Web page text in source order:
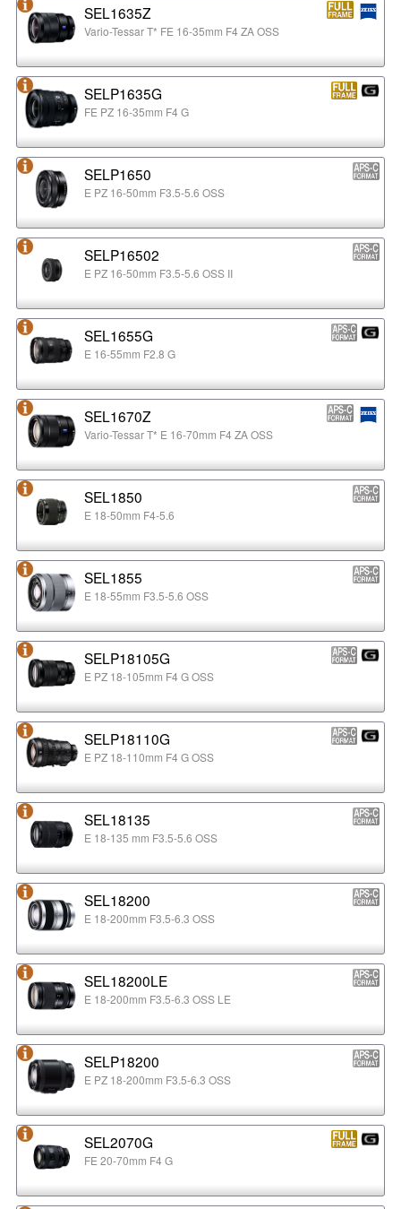
SEL1635Z
Vario-Tessar T* FE 16-35mm F4 ZA OSS
SELP1635G
FE PZ 16-35mm F4 G
SELP1650
E PZ 16-50mm F3.5-5.6 OSS
SELP16502
E PZ 16-50mm F3.5-5.6 OSS II
SEL1655G
E 16-55mm F2.8 G
SEL1670Z
Vario-Tessar T* E 16-70mm F4 ZA OSS
SEL1850
E 18-50mm F4-5.6
SEL1855
E 18-55mm F3.5-5.6 OSS
SELP18105G
E PZ 18-105mm F4 G OSS
SELP18110G
E PZ 18-110mm F4 G OSS
SEL18135
E 18-135 mm F3.5-5.6 OSS
SEL18200
E 18-200mm F3.5-6.3 OSS
SEL18200LE
E 18-200mm F3.5-6.3 OSS LE
SELP18200
E PZ 18-200mm F3.5-6.3 OSS
SEL2070G
FE 20-70mm F4 G